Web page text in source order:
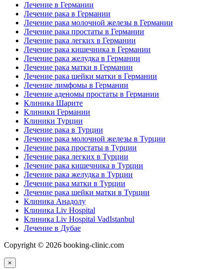
Лечение в Германии
Лечение рака в Германии
Лечение рака молочной железы в Германии
Лечение рака простаты в Германии
Лечение рака легких в Германии
Лечение рака кишечника в Германии
Лечение рака желудка в Германии
Лечение рака матки в Германии
Лечение рака шейки матки в Германии
Лечение лимфомы в Германии
Лечение аденомы простаты в Германии
Клиника Шарите
Клиники Германии
Клиники Турции
Лечение рака в Турции
Лечение рака молочной железы в Турции
Лечение рака простаты в Турции
Лечение рака легких в Турции
Лечение рака кишечника в Турции
Лечение рака желудка в Турции
Лечение рака матки в Турции
Лечение рака шейки матки в Турции
Клиника Анадолу
Клиника Liv Hospital
Клиника Liv Hospital VadIstanbul
Лечение в Дубае
Copyright © 2026 booking-clinic.com
×